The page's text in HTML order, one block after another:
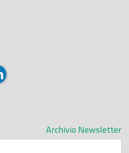
Archivio Newsletter